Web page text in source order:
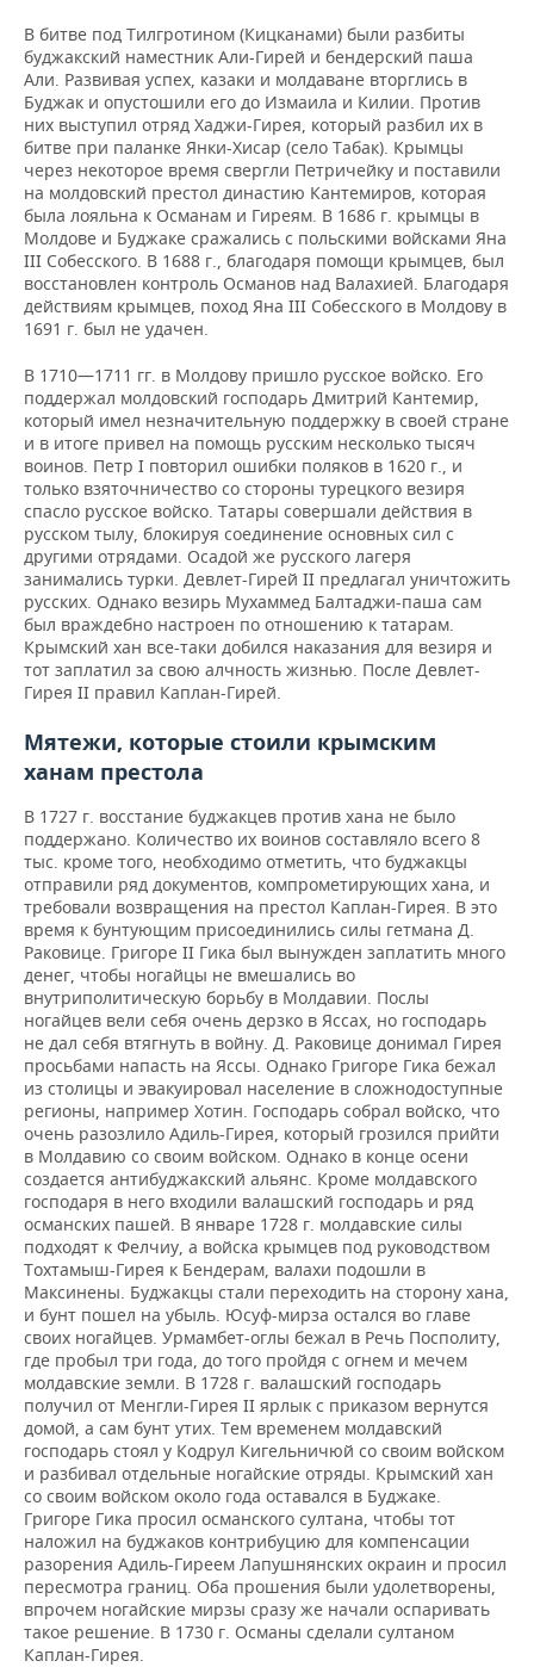
В битве под Тилгротином (Кицканами) были разбиты
буджакский наместник Али-Гирей и бендерский паша
Али. Развивая успех, казаки и молдаване вторглись в
Буджак и опустошили его до Измаила и Килии. Против
них выступил отряд Хаджи-Гирея, который разбил их в
битве при паланке Янки-Хисар (село Табак). Крымцы
через некоторое время свергли Петричейку и поставили
на молдовский престол династию Кантемиров, которая
была лояльна к Османам и Гиреям. В 1686 г. крымцы в
Молдове и Буджаке сражались с польскими войсками Яна
ІІІ Собесского. В 1688 г., благодаря помощи крымцев, был
восстановлен контроль Османов над Валахией. Благодаря
действиям крымцев, поход Яна ІІІ Cобесского в Молдову в
1691 г. был не удачен.
В 1710—1711 гг. в Молдову пришло русское войско. Его
поддержал молдовский господарь Дмитрий Кантемир,
который имел незначительную поддержку в своей стране
и в итоге привел на помощь русским несколько тысяч
воинов. Петр І повторил ошибки поляков в 1620 г., и
только взяточничество со стороны турецкого везиря
спасло русское войско. Татары совершали действия в
русском тылу, блокируя соединение основных сил с
другими отрядами. Осадой же русского лагеря
занимались турки. Девлет-Гирей ІІ предлагал уничтожить
русских. Однако везирь Мухаммед Балтаджи-паша сам
был враждебно настроен по отношению к татарам.
Крымский хан все-таки добился наказания для везиря и
тот заплатил за свою алчность жизнью. После Девлет-
Гирея ІІ правил Каплан-Гирей.
Мятежи, которые стоили крымским
ханам престола
В 1727 г. восстание буджакцев против хана не было
поддержано. Количество их воинов составляло всего 8
тыс. кроме того, необходимо отметить, что буджакцы
отправили ряд документов, компрометирующих хана, и
требовали возвращения на престол Каплан-Гирея. В это
время к бунтующим присоединились силы гетмана Д.
Раковице. Григоре ІІ Гика был вынужден заплатить много
денег, чтобы ногайцы не вмешались во
внутриполитическую борьбу в Молдавии. Послы
ногайцев вели себя очень дерзко в Яссах, но господарь
не дал себя втягнуть в войну. Д. Раковице донимал Гирея
просьбами напасть на Яссы. Однако Григоре Гика бежал
из столицы и эвакуировал население в сложнодоступные
регионы, например Хотин. Господарь собрал войско, что
очень разозлило Адиль-Гирея, который грозился прийти
в Молдавию со своим войском. Однако в конце осени
создается антибуджакский альянс. Кроме молдавского
господаря в него входили валашский господарь и ряд
османских пашей. В январе 1728 г. молдавские силы
подходят к Фелчиу, а войска крымцев под руководством
Тохтамыш-Гирея к Бендерам, валахи подошли в
Максинены. Буджакцы стали переходить на сторону хана,
и бунт пошел на убыль. Юсуф-мирза остался во главе
своих ногайцев. Урмамбет-оглы бежал в Речь Посполиту,
где пробыл три года, до того пройдя с огнем и мечем
молдавские земли. В 1728 г. валашский господарь
получил от Менгли-Гирея ІІ ярлык с приказом вернутся
домой, а сам бунт утих. Тем временем молдавский
господарь стоял у Кодрул Кигельничюй со своим войском
и разбивал отдельные ногайские отряды. Крымский хан
со своим войском около года оставался в Буджаке.
Григоре Гика просил османского султана, чтобы тот
наложил на буджаков контрибуцию для компенсации
разорения Адиль-Гиреем Лапушнянских окраин и просил
пересмотра границ. Оба прошения были удолетворены,
впрочем ногайские мирзы сразу же начали оспаривать
такое решение. В 1730 г. Османы сделали султаном
Каплан-Гирея.